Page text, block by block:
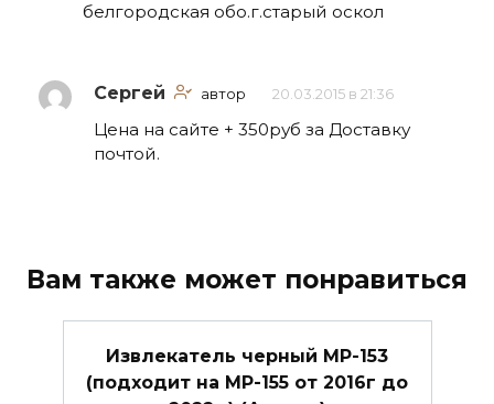
белгородская обо.г.старый оскол
Сергей автор 20.03.2015 в 21:36
Цена на сайте + 350руб за Доставку
почтой.
Вам также может понравиться
Извлекатель черный МР-153
(подходит на МР-155 от 2016г до